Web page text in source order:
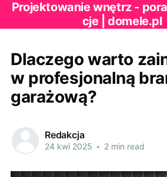
Projektowanie wnętrz -
cje | domele.pl
Dlaczego warto
w profesjonalną
garażową?
Redakcja
24 kwi 2025 • 2 min read